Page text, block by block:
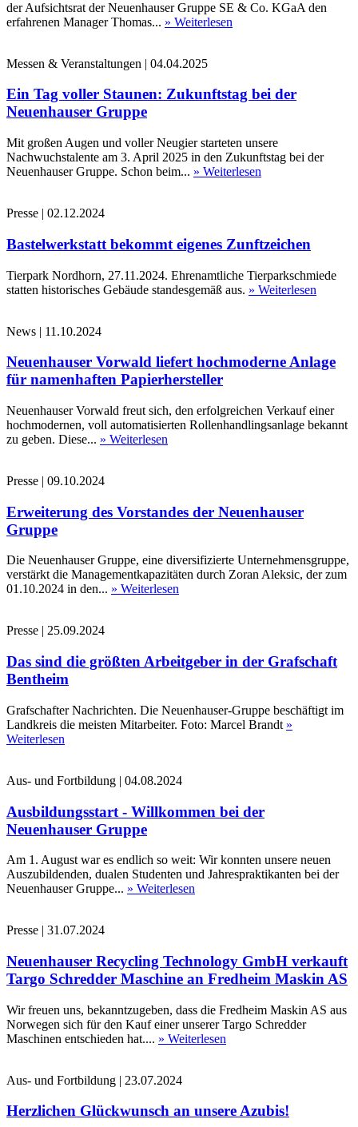
der Aufsichtsrat der Neuenhauser Gruppe SE & Co. KGaA den
erfahrenen Manager Thomas... » Weiterlesen
Messen & Veranstaltungen | 04.04.2025
Ein Tag voller Staunen: Zukunftstag bei der
Neuenhauser Gruppe
Mit großen Augen und voller Neugier starteten unsere
Nachwuchstalente am 3. April 2025 in den Zukunftstag bei der
Neuenhauser Gruppe. Schon beim... » Weiterlesen
Presse | 02.12.2024
Bastelwerkstatt bekommt eigenes Zunftzeichen
Tierpark Nordhorn, 27.11.2024. Ehrenamtliche Tierparkschmiede
statten historisches Gebäude standesgemäß aus. » Weiterlesen
News | 11.10.2024
Neuenhauser Vorwald liefert hochmoderne Anlage
für namenhaften Papierhersteller
Neuenhauser Vorwald freut sich, den erfolgreichen Verkauf einer
hochmodernen, voll automatisierten Rollenhandlingsanlage bekannt
zu geben. Diese... » Weiterlesen
Presse | 09.10.2024
Erweiterung des Vorstandes der Neuenhauser
Gruppe
Die Neuenhauser Gruppe, eine diversifizierte Unternehmensgruppe,
verstärkt die Managementkapazitäten durch Zoran Aleksic, der zum
01.10.2024 in den... » Weiterlesen
Presse | 25.09.2024
Das sind die größten Arbeitgeber in der Grafschaft
Bentheim
Grafschafter Nachrichten. Die Neuenhauser-Gruppe beschäftigt im
Landkreis die meisten Mitarbeiter. Foto: Marcel Brandt »
Weiterlesen
Aus- und Fortbildung | 04.08.2024
Ausbildungsstart - Willkommen bei der
Neuenhauser Gruppe
Am 1. August war es endlich so weit: Wir konnten unsere neuen
Auszubildenden, dualen Studenten und Jahrespraktikanten bei der
Neuenhauser Gruppe... » Weiterlesen
Presse | 31.07.2024
Neuenhauser Recycling Technology GmbH verkauft
Targo Schredder Maschine an Fredheim Maskin AS
Wir freuen uns, bekanntzugeben, dass die Fredheim Maskin AS aus
Norwegen sich für den Kauf einer unserer Targo Schredder
Maschinen entschieden hat.... » Weiterlesen
Aus- und Fortbildung | 23.07.2024
Herzlichen Glückwunsch an unsere Azubis!